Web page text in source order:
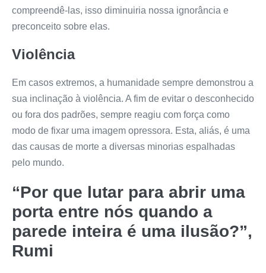
compreendê-las, isso diminuiria nossa ignorância e
preconceito sobre elas.
Violência
Em casos extremos, a humanidade sempre demonstrou a
sua inclinação à violência. A fim de evitar o desconhecido
ou fora dos padrões, sempre reagiu com força como
modo de fixar uma imagem opressora. Esta, aliás, é uma
das causas de morte a diversas minorias espalhadas
pelo mundo.
“Por que lutar para abrir uma
porta entre nós quando a
parede inteira é uma ilusão?”,
Rumi